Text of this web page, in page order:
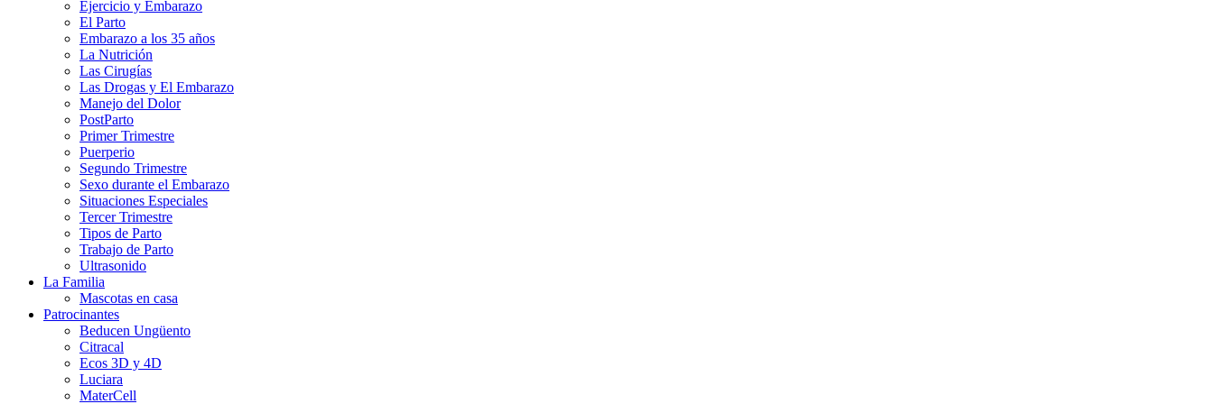
Ejercicio y Embarazo
El Parto
Embarazo a los 35 años
La Nutrición
Las Cirugías
Las Drogas y El Embarazo
Manejo del Dolor
PostParto
Primer Trimestre
Puerperio
Segundo Trimestre
Sexo durante el Embarazo
Situaciones Especiales
Tercer Trimestre
Tipos de Parto
Trabajo de Parto
Ultrasonido
La Familia
Mascotas en casa
Patrocinantes
Beducen Ungüento
Citracal
Ecos 3D y 4D
Luciara
MaterCell